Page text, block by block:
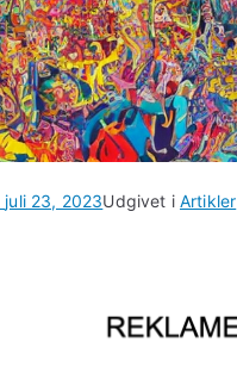
juli 23, 2023Udgivet i Artikler